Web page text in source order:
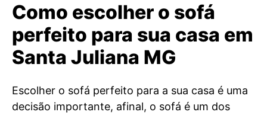
Como escolher o sofá
perfeito para sua casa em
Santa Juliana MG
Escolher o sofá perfeito para a sua casa é uma
decisão importante, afinal, o sofá é um dos